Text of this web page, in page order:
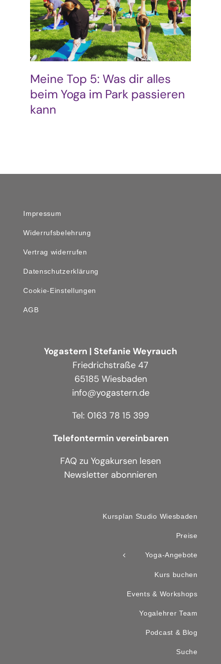
Podcast & Blog
Suche
nach:
Meine Top 5: Was dir alles
beim Yoga im Park passieren
kann
Impressum
Widerrufsbelehrung
Vertrag widerrufen
Datenschutzerklärung
Cookie-Einstellungen
AGB
Yogastern | Stefanie Weyrauch
Friedrichstraße 47
65185 Wiesbaden
info@yogastern.de
Tel: 0163 78 15 399
Telefontermin vereinbaren
FAQ zu Yogakursen lesen
Newsletter abonnieren
Kursplan Studio Wiesbaden
Preise
Yoga-Angebote
Kurs buchen
Events & Workshops
Yogalehrer Team
Podcast & Blog
Suche